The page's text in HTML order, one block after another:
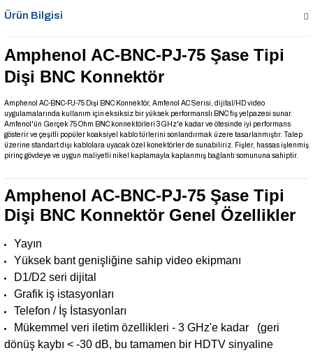
Ürün Bilgisi
Amphenol AC-BNC-PJ-75 Şase Tipi
Dişi BNC Konnektör
Amphenol AC-BNC-PJ-75 Dişi BNC Konnektör, Amfenol AC Serisi, dijital/HD video
uygulamalarında kullanım için eksiksiz bir yüksek performanslı BNC fiş yelpazesi sunar.
Amfenol'ün Gerçek 75 Ohm BNC konnektörleri 3GHz'e kadar ve ötesinde iyi performans
gösterir ve çeşitli popüler koaksiyel kablo türlerini sonlandırmak üzere tasarlanmıştır. Talep
üzerine standart dışı kablolara uyacak özel konektörler de sunabiliriz. Fişler, hassas işlenmiş
pirinç gövdeye ve uygun maliyetli nikel kaplamayla kaplanmış bağlantı somununa sahiptir.
Amphenol AC-BNC-PJ-75 Şase Tipi
Dişi BNC Konnektör Genel Özellikler
Yayın
Yüksek bant genişliğine sahip video ekipmanı
D1/D2 seri dijital
Grafik iş istasyonları
Telefon / İş İstasyonları
Mükemmel veri iletim özellikleri - 3 GHz'e kadar (geri
dönüş kaybı < -30 dB, bu tamamen bir HDTV sinyaline